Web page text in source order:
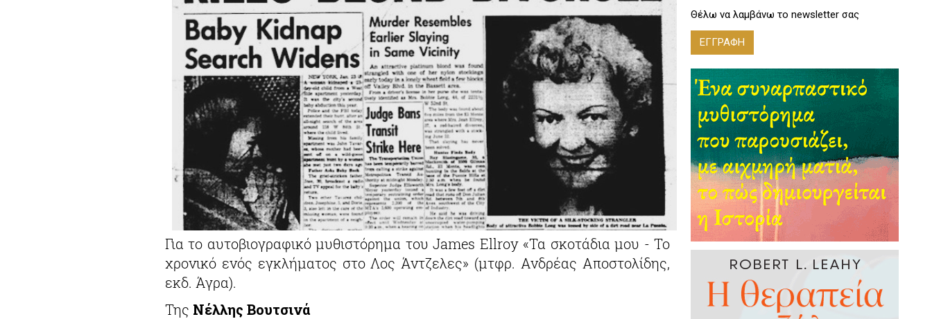
Για το αυτοβιογραφικό μυθιστόρημα του James Ellroy «Τα σκοτάδια μου - Το
χρονικό ενός εγκλήματος στο Λος Άντζελες» (μτφρ. Ανδρέας Αποστολίδης,
εκδ. Άγρα).
Της Νέλλης Βουτσινά
Θέλω να λαμβάνω το newsletter σας
ΕΓΓΡΑΦΗ